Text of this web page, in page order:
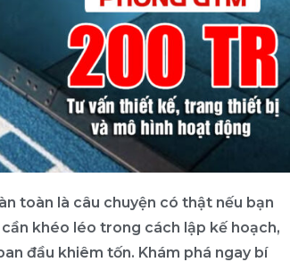
toàn là câu chuyện có thật nếu bạn
khéo léo trong cách lập kế hoạch,
đầu khiêm tốn. Khám phá ngay bí